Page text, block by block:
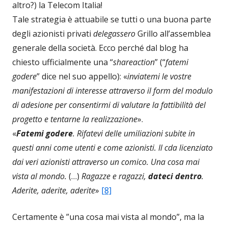
altro?) la Telecom Italia!
Tale strategia è attuabile se tutti o una buona parte
degli azionisti privati delegasseroGrillo all’assemblea
generale della società. Ecco perché dal blog ha
chiesto ufficialmente una “shareaction” (“fatemi
godere” dice nel suo appello): «inviatemi le vostre
manifestazioni di interesse attraverso il form del modulo
di adesione per consentirmi di valutare la fattibilità del
progetto e tentarne la realizzazione».
«Fatemi godere. Rifatevi delle umiliazioni subite in
questi anni come utenti e come azionisti. Il cda licenziato
dai veri azionisti attraverso un comico. Una cosa mai
vista al mondo. (…) Ragazze e ragazzi, dateci dentro.
Aderite, aderite, aderite» [8]
Certamente è ”una cosa mai vista al mondo”, ma la